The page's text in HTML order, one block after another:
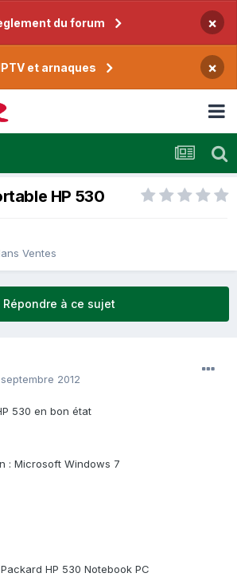
du forum ×
et arnaques ×
HP 530
Ventes
Répondre à ce sujet
2012
530 en bon état
: Microsoft Windows 7
HP 530 Notebook PC